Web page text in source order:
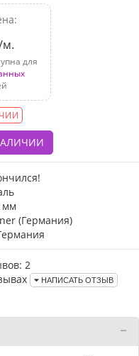
м.
для
мм
(Германия)
2
НАПИСАТЬ ОТЗЫВ